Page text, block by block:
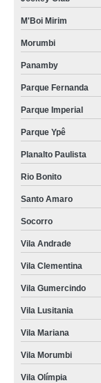
empresa de salgados
salgados fritos para
encomenda de
salgados para festa
salgados assados
salgado diferente
empresa de salgados
salgado diferente
salgados para festa
salgados de forno
salgados fritos para
empresa de salgados
encomenda de
M'Boi Mirim
Morumbi
Panamby
Parque Fernanda
Parque Imperial
Parque Ypê
Planalto Paulista
Rio Bonito
Santo Amaro
Socorro
Vila Andrade
Vila Clementina
Vila Gumercindo
Vila Lusitania
Vila Mariana
Vila Morumbi
Vila Olímpia